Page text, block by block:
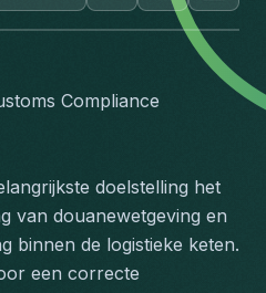
Compliance
doelstelling het
van douanewetgeving en
binnen de logistieke keten.
een correcte